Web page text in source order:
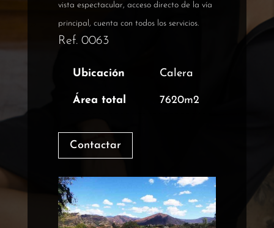
vista espectacular, acceso directo de la vía
principal, cuenta con todos los servicios.
Ref. 0063
Ubicación Calera
Área total 7620m2
Contactar